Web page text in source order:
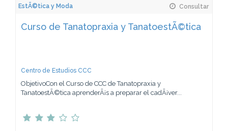
EstÃ©tica y Moda Consultar
Curso de Tanatopraxia y TanatoestÃ©tica
Centro de Estudios CCC
ObjetivoCon el Curso de CCC de Tanatopraxia y
TanatoestÃ©tica aprenderÃ¡s a preparar el cadÃ¡ver...